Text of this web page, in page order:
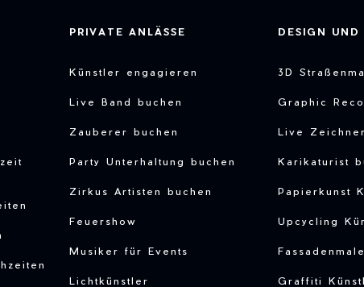
PRIVATE ANLÄSSE
Künstler engagieren
Live Band buchen
Zauberer buchen
Party Unterhaltung buchen
Zirkus Artisten buchen
Feuershow
Musiker für Events
Lichtkünstler
DESIGN UND
3D
Graphic
Live Zeichner
Karikaturist
Papierkunst
Upcycling
Graffiti